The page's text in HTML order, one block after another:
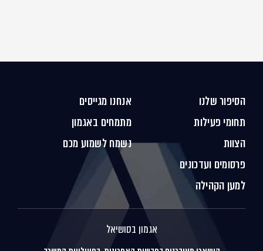
הסיפור שלנו
תחומי פעילות
הצוות
פרסומים ועדכונים
למען הקהילה
אנחנו מגייסים
מתמחים באגמון
נשמח לשמוע מכם
אגמון בסושיאל